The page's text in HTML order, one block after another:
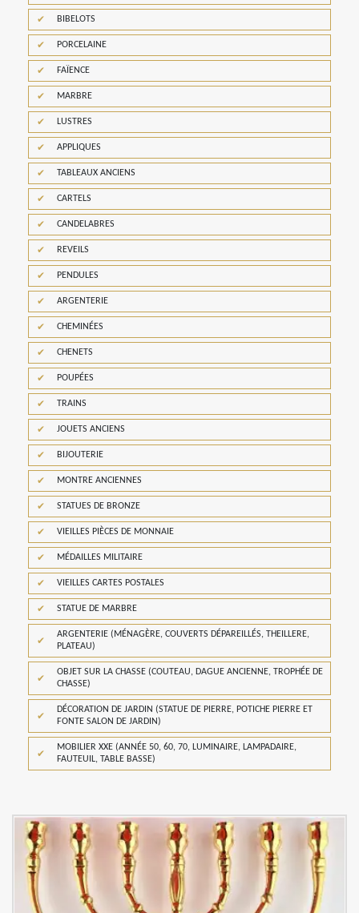
BIBELOTS
PORCELAINE
FAÏENCE
MARBRE
LUSTRES
APPLIQUES
TABLEAUX ANCIENS
CARTELS
CANDELABRES
REVEILS
PENDULES
ARGENTERIE
CHEMINÉES
CHENETS
POUPÉES
TRAINS
JOUETS ANCIENS
BIJOUTERIE
MONTRE ANCIENNES
STATUES DE BRONZE
VIEILLES PIÈCES DE MONNAIE
MÉDAILLES MILITAIRE
VIEILLES CARTES POSTALES
STATUE DE MARBRE
ARGENTERIE (MÉNAGÈRE, COUVERTS DÉPAREILLÉS, THEILLERE,
PLATEAU)
OBJET SUR LA CHASSE (COUTEAU, DAGUE ANCIENNE, TROPHÉE DE
CHASSE)
DÉCORATION DE JARDIN (STATUE DE PIERRE, POTICHE PIERRE ET
FONTE SALON DE JARDIN)
MOBILIER XXE (ANNÉE 50, 60, 70, LUMINAIRE, LAMPADAIRE,
FAUTEUIL, TABLE BASSE)